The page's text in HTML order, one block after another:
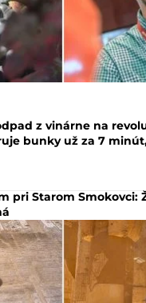
z vinárne na
bunky už za 7
pri Starom Smokovci: